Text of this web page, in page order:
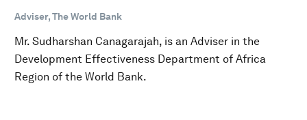
Adviser, The World Bank
Mr. Sudharshan Canagarajah, is an Adviser in the
Development Effectiveness Department of Africa
Region of the World Bank.